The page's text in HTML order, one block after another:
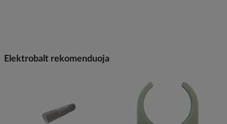
Elektrobalt rekomenduoja